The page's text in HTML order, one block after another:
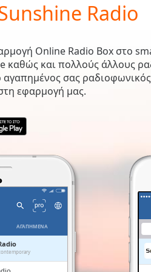
Radio
Online Radio Box στο
καθώς και πολλούς άλλους
σας
εφαρμογή μας.
ΑΓΑΠΗΜΈΝΑ